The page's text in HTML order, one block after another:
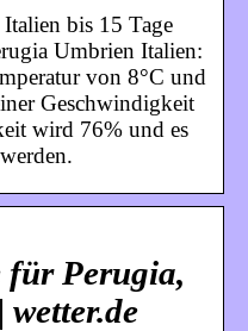
bis 15 Tage
Umbrien Italien:
von 8°C und
Geschwindigkeit
wird 76% und es
für Perugia,